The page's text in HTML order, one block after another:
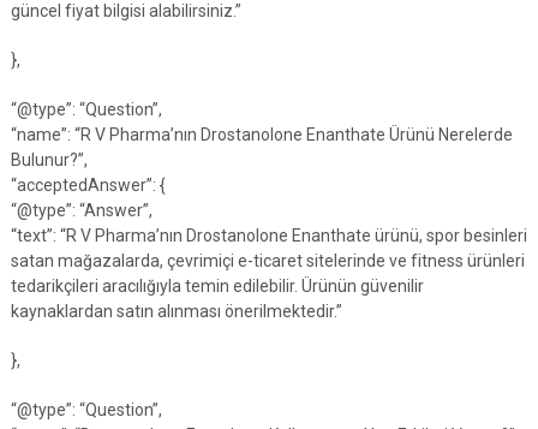
güncel fiyat bilgisi alabilirsiniz.”
},
“@type”: “Question”,
“name”: “R V Pharma’nın Drostanolone Enanthate Ürünü Nerelerde
Bulunur?”,
“acceptedAnswer”: {
“@type”: “Answer”,
“text”: “R V Pharma’nın Drostanolone Enanthate ürünü, spor besinleri
satan mağazalarda, çevrimiçi e-ticaret sitelerinde ve fitness ürünleri
tedarikçileri aracılığıyla temin edilebilir. Ürünün güvenilir
kaynaklardan satın alınması önerilmektedir.”
},
“@type”: “Question”,